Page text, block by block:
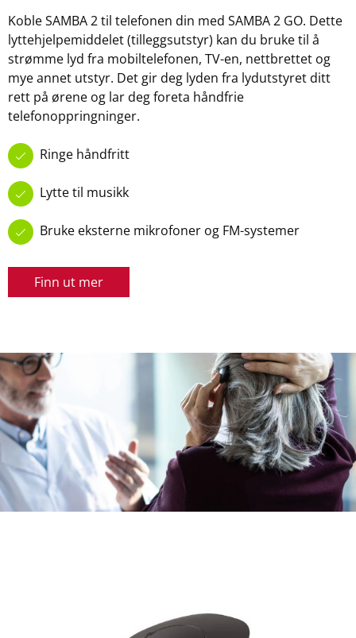
Koble SAMBA 2 til telefonen din med SAMBA 2 GO. Dette
lyttehjelpemiddelet (tilleggsutstyr) kan du bruke til å
strømme lyd fra mobiltelefonen, TV-en, nettbrettet og
mye annet utstyr. Det gir deg lyden fra lydutstyret ditt
rett på ørene og lar deg foreta håndfrie
telefonoppringninger.
Ringe håndfritt
Lytte til musikk
Bruke eksterne mikrofoner og FM-systemer
Finn ut mer